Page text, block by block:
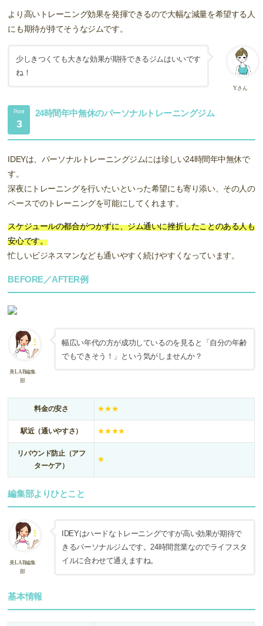
より高いトレーニング効果を発揮できるので大幅な減量を希望する人
にも期待が持てそうなジムです。
Yさん
少しきつくても大きな効果が期待できるジムはいいです
ね！
Point
3
24時間年中無休のパーソナルトレーニングジム
IDEYは、パーソナルトレーニングジムには珍しい24時間年中無休で
す。
深夜にトレーニングを行いたいといった希望にも寄り添い、その人の
ペースでのトレーニングを可能にしてくれます。
スケジュールの都合がつかずに、ジム通いに挫折したことのある人も
安心です。
忙しいビジネスマンなども通いやすく続けやすくなっています。
BEFORE／AFTER例
美LAB編集
部
幅広い年代の方が成功しているのを見ると「自分の年齢
でもできそう！」という気がしませんか？
料金の安さ ★★★
駅近（通いやすさ） ★★★★
リバウンド防止（アフ
ターケア）
★
編集部よりひとこと
美LAB編集
部
IDEYはハードなトレーニングですが高い効果が期待で
きるパーソナルジムです。24時間営業なのでライフスタ
イルに合わせて通えますね。
基本情報